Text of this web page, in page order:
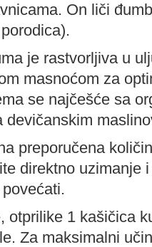
On liči
je rastvorljiva u
masnoćom za
se najčešće sa
devičanskim
preporučena
direktno uzimanje
otprilike 1 kašičica
Za maksimalni